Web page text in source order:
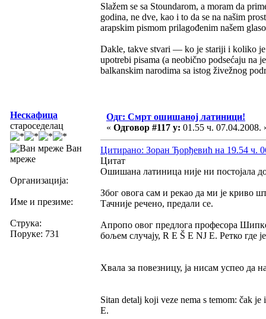
Slažem se sa Stoundarom, a moram da
godina, ne dve, kao i to da se na našim
arapskim pismom prilagođenim našem
Dakle, takve stvari — ko je stariji i koliko
upotrebi pisama (a neobično podsećaju na
balkanskim narodima sa istog živežnog
Нескафица
староседелац
Ван
мреже
Организација:
Име и презиме:
Струка:
Поруке: 731
Одг: Смрт ошишаној латиници!
« Одговор #117 у: 01.55 ч. 07.04.2008.
Цитирано: Зоран Ђорђевић на 19.54 ч.
Цитат
Ошишана латиница није ни постојала
Због овога сам и рекао да ми је криво
Тачније речено, предали се.
Апропо овог предлога професора
бољем случају, R E Š E NJ E. Ретко где
Хвала за повезницу, ја нисам успео да
Sitan detalj koji veze nema s temom: čak
E.